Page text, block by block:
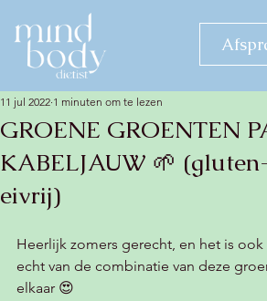
GROENE GROENTEN
KABELJAUW 🌱
eivrij)
11 jul 2022 1 minuten om te lezen
Heerlijk zomers gerecht, en het is ook
echt van de combinatie van deze
elkaar 😍